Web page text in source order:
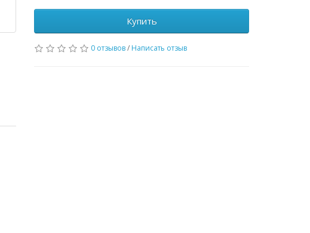
Купить
0 отзывов/ Написать отзыв